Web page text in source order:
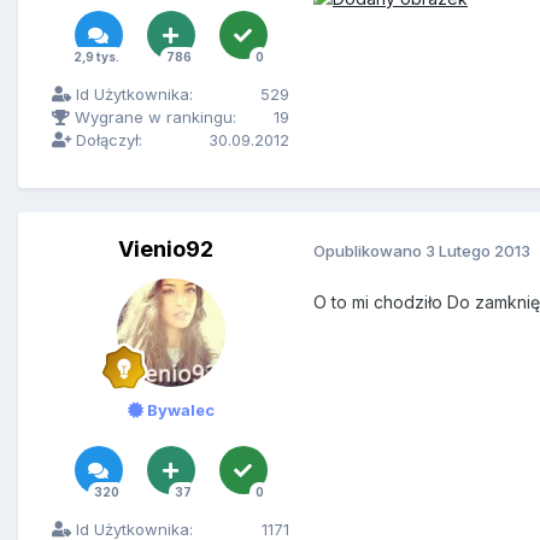
2,9 tys. 786 0
Id Użytkownika:
529
Wygrane w rankingu:
19
Dołączył:
30.09.2012
Vienio92
Bywalec
320 37 0
Id Użytkownika: 1171
Opublikowano 3 Lutego 2013
O to mi chodziło Do